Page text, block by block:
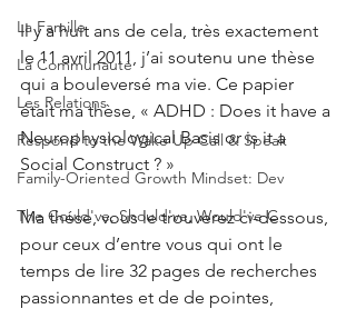
La Famille
La Communauté
Les Relations
Respond to the Wake Up Call & Speak
Family-Oriented Growth Mindset: Dev
The Could've, Should've, Would've C
Il y a huit ans de cela, très exactement
le 11 avril 2011, j’ai soutenu une thèse
qui a bouleversé ma vie. Ce papier
était ma thèse, « ADHD : Does it have a
Neurophysiological Basis or is it a
Social Construct ? »
Ma thése, vous le trouverez ci-dessous,
pour ceux d’entre vous qui ont le
temps de lire 32 pages de recherches
passionnantes et de de pointes,